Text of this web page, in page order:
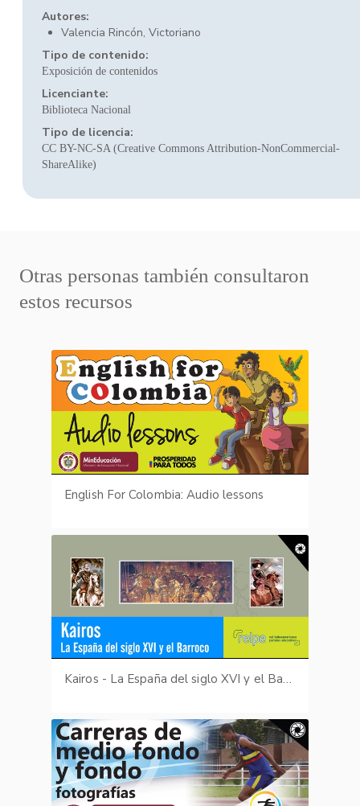
Autores:
Valencia Rincón, Victoriano
Tipo de contenido:
Exposición de contenidos
Licenciante:
Biblioteca Nacional
Tipo de licencia:
CC BY-NC-SA (Creative Commons Attribution-NonCommercial-
ShareAlike)
Otras personas también consultaron
estos recursos
English For Colombia: Audio lessons
Kairos - La España del siglo XVI y el Barroco